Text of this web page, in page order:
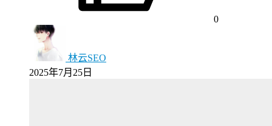
0
林云SEO
2025年7月25日